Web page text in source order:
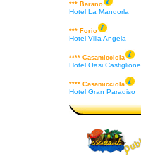
*** Barano
Hotel La Mandorla
*** Forio
Hotel Villa Angela
**** Casamicciola
Hotel Oasi Castiglione
**** Casamicciola
Hotel Gran Paradiso